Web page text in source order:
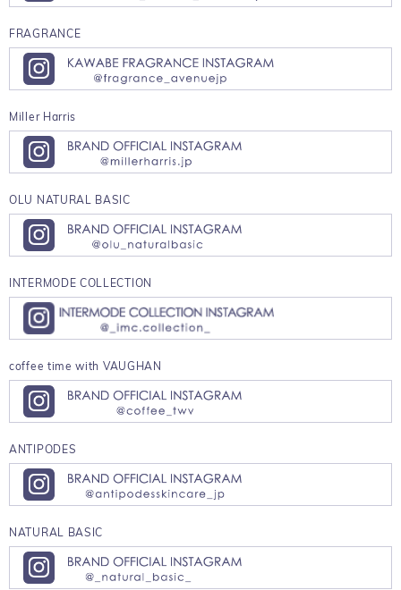
FRAGRANCE
Miller Harris
OLU NATURAL BASIC
INTERMODE COLLECTION
coffee time with VAUGHAN
ANTIPODES
NATURAL BASIC